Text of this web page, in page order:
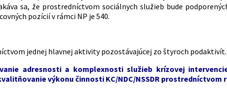
sa, že prostredníctvom sociálnych služieb bude
pozícií v rámci NP je 540.
jednej hlavnej aktivity pozostávajúcej zo štyroch podaktivít.
adresnosti a komplexnosti služieb krízovej
výkonu činnosti KC/NDC/NSSDR prostredníctvom